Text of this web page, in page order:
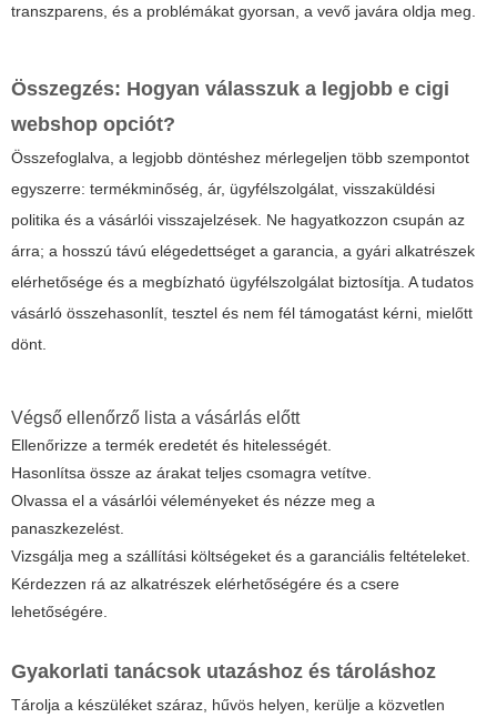
transzparens, és a problémákat gyorsan, a vevő javára oldja meg.
Összegzés: Hogyan válasszuk a legjobb e cigi
webshop opciót?
Összefoglalva, a legjobb döntéshez mérlegeljen több szempontot
egyszerre: termékminőség, ár, ügyfélszolgálat, visszaküldési
politika és a vásárlói visszajelzések. Ne hagyatkozzon csupán az
árra; a hosszú távú elégedettséget a garancia, a gyári alkatrészek
elérhetősége és a megbízható ügyfélszolgálat biztosítja. A tudatos
vásárló összehasonlít, tesztel és nem fél támogatást kérni, mielőtt
dönt.
Végső ellenőrző lista a vásárlás előtt
Ellenőrizze a termék eredetét és hitelességét.
Hasonlítsa össze az árakat teljes csomagra vetítve.
Olvassa el a vásárlói véleményeket és nézze meg a
panaszkezelést.
Vizsgálja meg a szállítási költségeket és a garanciális feltételeket.
Kérdezzen rá az alkatrészek elérhetőségére és a csere
lehetőségére.
Gyakorlati tanácsok utazáshoz és tároláshoz
Tárolja a készüléket száraz, hűvös helyen, kerülje a közvetlen